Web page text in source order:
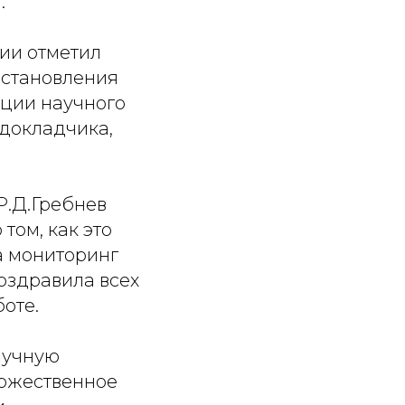
отметил
научного
как это
мониторинг
всех